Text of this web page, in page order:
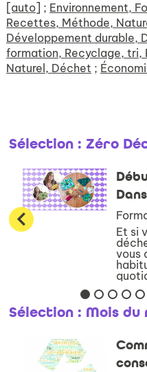
[auto] ; Environnement,
Recettes, Méthode,
Développement durable,
formation, Recyclage, tri,
Naturel, Déchet ;
Sélection : Zéro
Et si
vous
plus
Sélection : Mois du